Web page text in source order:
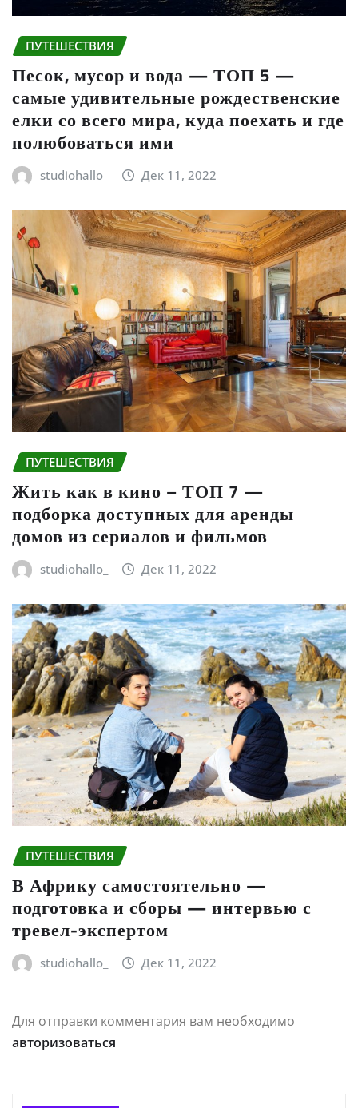
ПУТЕШЕСТВИЯ
Песок, мусор и вода — ТОП 5 —
самые удивительные рождественские
елки со всего мира, куда поехать и где
полюбоваться ими
studiohallo_ Дек 11, 2022
ПУТЕШЕСТВИЯ
Жить как в кино – ТОП 7 —
подборка доступных для аренды
домов из сериалов и фильмов
studiohallo_ Дек 11, 2022
ПУТЕШЕСТВИЯ
В Африку самостоятельно —
подготовка и сборы — интервью с
тревел-экспертом
studiohallo_ Дек 11, 2022
Для отправки комментария вам необходимо
авторизоваться